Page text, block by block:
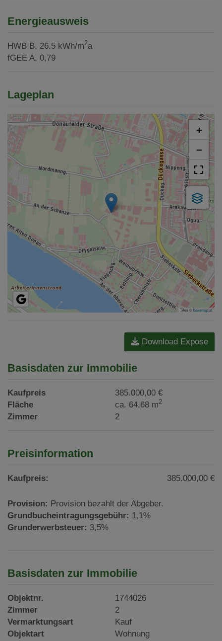
Energieausweis
HWB B, 26.5 kWh/m2a
fGEE A, 0,79
Lageplan
+
−
Tiles ©basemap.at
Download Expose
Basisdaten zur Immobilie
Kaufpreis
385.000,00 €
Fläche
ca. 64,68 m2
Zimmer 2
Preisinformation
Kaufpreis: 385.000,00 €
Provision: Provision bezahlt der Abgeber.
Grundbucheintragungsgebühr: 1,1%
Grunderwerbsteuer: 3,5%
Basisdaten zur Immobilie
Objektnr.
1744026
Zimmer
2
Vermarktungsart
Kauf
Objektart
Wohnung